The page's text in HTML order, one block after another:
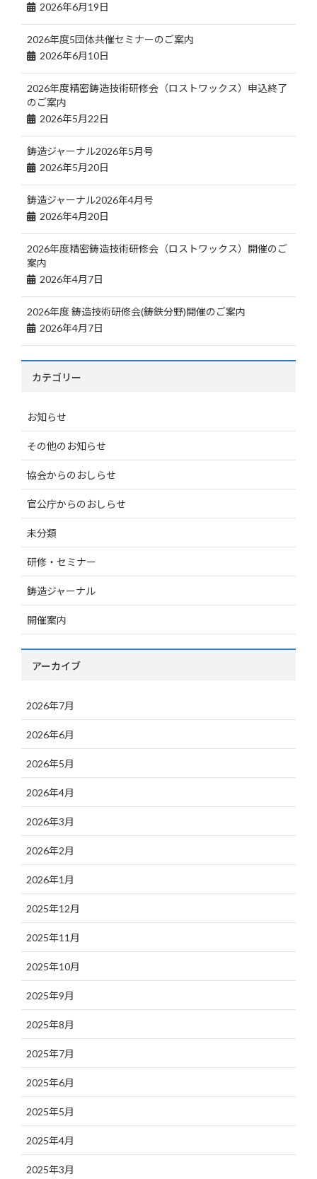
2026年6月19日
2026年度5団体共催セミナーのご案内
2026年6月10日
2026年度精密鋳造技術研修会（ロストワックス）申込終了
のご案内
2026年5月22日
鋳造ジャーナル2026年5月号
2026年5月20日
鋳造ジャーナル2026年4月号
2026年4月20日
2026年度精密鋳造技術研修会（ロストワックス）開催のご
案内
2026年4月7日
2026年度 鋳造技術研修会(鋳鉄分野)開催のご案内
2026年4月7日
カテゴリー
お知らせ
その他のお知らせ
協会からのおしらせ
官公庁からのおしらせ
未分類
研修・セミナー
鋳造ジャーナル
開催案内
アーカイブ
2026年7月
2026年6月
2026年5月
2026年4月
2026年3月
2026年2月
2026年1月
2025年12月
2025年11月
2025年10月
2025年9月
2025年8月
2025年7月
2025年6月
2025年5月
2025年4月
2025年3月